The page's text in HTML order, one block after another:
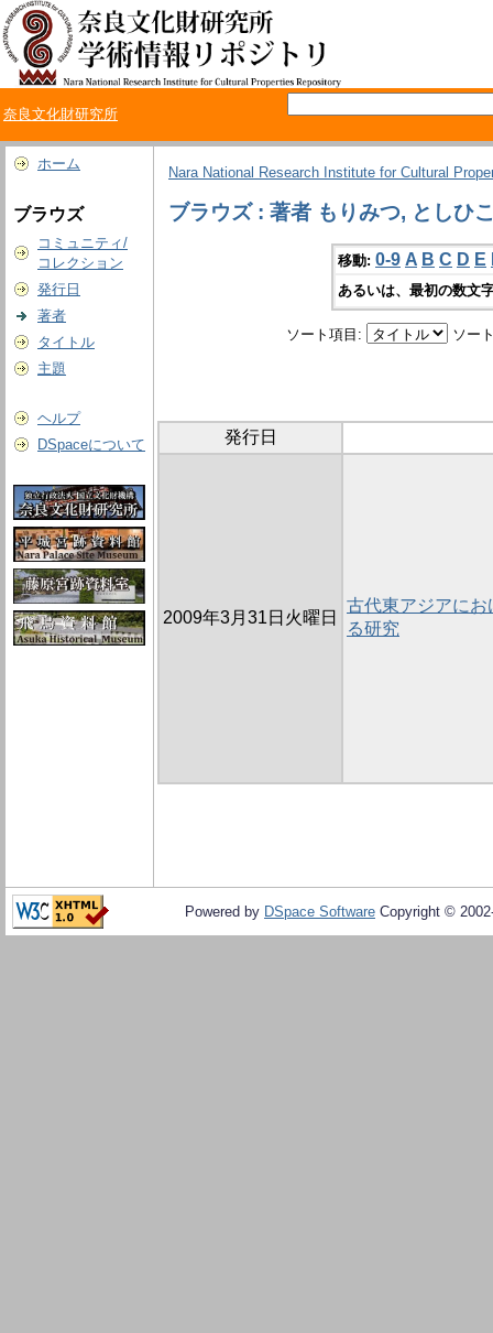
奈良文化財研究所
ホーム
ブラウズ
コミュニティ/
コレクション
発行日
著者
タイトル
主題
ヘルプ
DSpaceについて
Nara National Research Institute for Cultural
ブラウズ : 著者 もりみつ, としひ
移動: 0-9 A B C D E
あるいは、最初の数文
ソート項目: ソー
発行日
2009年3月31日火曜日
古代東アジアに
る研究
Powered by DSpace Software Copyright ©